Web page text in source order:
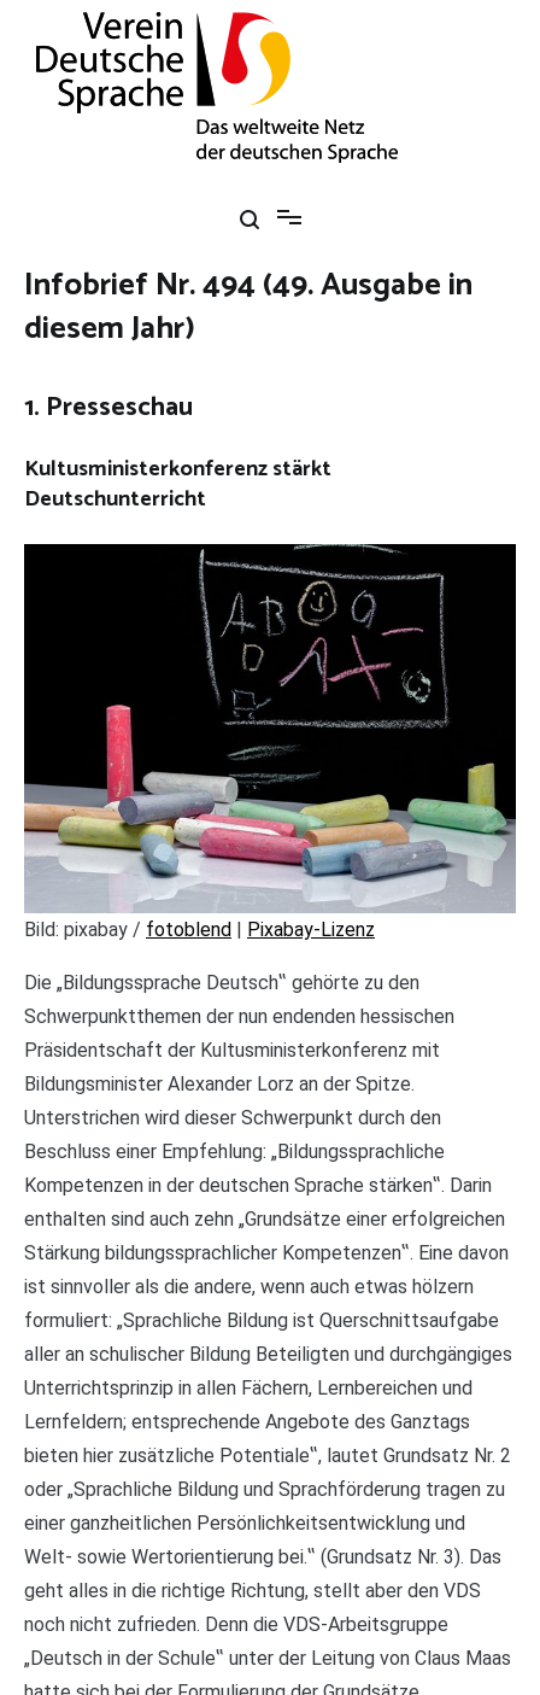
springen
Infobrief Nr. 494 (49. Ausgabe in
diesem Jahr)
1. Presseschau
Kultusministerkonferenz stärkt
Deutschunterricht
Bild: pixabay / fotoblend | Pixabay-Lizenz
Die „Bildungssprache Deutsch‟ gehörte zu den
Schwerpunktthemen der nun endenden hessischen
Präsidentschaft der Kultusministerkonferenz mit
Bildungsminister Alexander Lorz an der Spitze.
Unterstrichen wird dieser Schwerpunkt durch den
Beschluss einer Empfehlung: „Bildungssprachliche
Kompetenzen in der deutschen Sprache stärken‟. Darin
enthalten sind auch zehn „Grundsätze einer erfolgreichen
Stärkung bildungssprachlicher Kompetenzen‟. Eine davon
ist sinnvoller als die andere, wenn auch etwas hölzern
formuliert: „Sprachliche Bildung ist Querschnittsaufgabe
aller an schulischer Bildung Beteiligten und durchgängiges
Unterrichtsprinzip in allen Fächern, Lernbereichen und
Lernfeldern; entsprechende Angebote des Ganztags
bieten hier zusätzliche Potentiale‟, lautet Grundsatz Nr. 2
oder „Sprachliche Bildung und Sprachförderung tragen zu
einer ganzheitlichen Persönlichkeitsentwicklung und
Welt- sowie Wertorientierung bei.‟ (Grundsatz Nr. 3). Das
geht alles in die richtige Richtung, stellt aber den VDS
noch nicht zufrieden. Denn die VDS-Arbeitsgruppe
„Deutsch in der Schule‟ unter der Leitung von Claus Maas